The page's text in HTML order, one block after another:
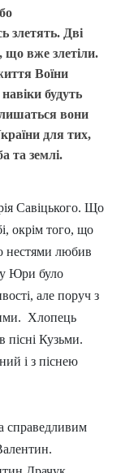
злетять. Дві
що вже злетіли.
Воїни
будуть
вони
для тих,
та землі.
Савіцького. Що
окрім того, що
нестями любив
Юри було
але поруч з
Хлопець
пісні Кузьми.
і з піснею
справедливим